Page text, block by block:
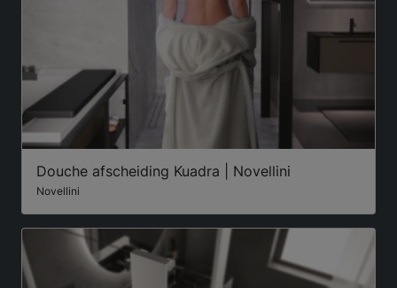
Douche afscheiding Kuadra | Novellini
Novellini